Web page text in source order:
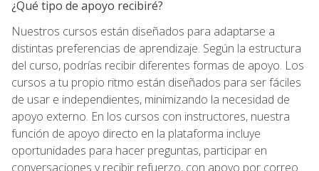
¿Qué tipo de apoyo recibiré?
Nuestros cursos están diseñados para adaptarse a
distintas preferencias de aprendizaje. Según la estructura
del curso, podrías recibir diferentes formas de apoyo. Los
cursos a tu propio ritmo están diseñados para ser fáciles
de usar e independientes, minimizando la necesidad de
apoyo externo. En los cursos con instructores, nuestra
función de apoyo directo en la plataforma incluye
oportunidades para hacer preguntas, participar en
conversaciones y recibir refuerzo, con apoyo por correo